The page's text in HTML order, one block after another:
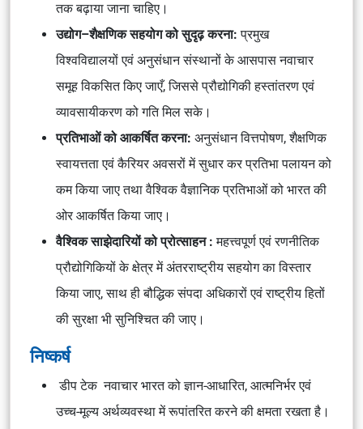
तक बढ़ाया जाना चाहिए।
उद्योग–शैक्षणिक सहयोग को सुदृढ़ करना:प्रमुख
विश्वविद्यालयों एवं अनुसंधान संस्थानों के आसपास नवाचार
समूह विकसित किए जाएँ, जिससे प्रौद्योगिकी हस्तांतरण एवं
व्यावसायीकरण को गति मिल सके।
प्रतिभाओं को आकर्षित करना: अनुसंधान वित्तपोषण, शैक्षणिक
स्वायत्तता एवं कैरियर अवसरों में सुधार कर प्रतिभा पलायन को
कम किया जाए तथा वैश्विक वैज्ञानिक प्रतिभाओं को भारत की
ओर आकर्षित किया जाए।
वैश्विक साझेदारियों को प्रोत्साहन :महत्त्वपूर्ण एवं रणनीतिक
प्रौद्योगिकियों के क्षेत्र में अंतरराष्ट्रीय सहयोग का विस्तार
किया जाए, साथ ही बौद्धिक संपदा अधिकारों एवं राष्ट्रीय हितों
की सुरक्षा भी सुनिश्चित की जाए।
निष्कर्ष
डीप टेक नवाचार भारत को ज्ञान-आधारित, आत्मनिर्भर एवं
उच्च-मूल्य अर्थव्यवस्था में रूपांतरित करने की क्षमता रखता है।